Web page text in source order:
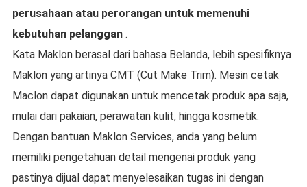
perusahaan atau perorangan untuk memenuhi
kebutuhan pelanggan.
Kata Maklon berasal dari bahasa Belanda, lebih spesifiknya
Maklon yang artinya CMT (Cut Make Trim). Mesin cetak
Maclon dapat digunakan untuk mencetak produk apa saja,
mulai dari pakaian, perawatan kulit, hingga kosmetik.
Dengan bantuan Maklon Services, anda yang belum
memiliki pengetahuan detail mengenai produk yang
pastinya dijual dapat menyelesaikan tugas ini dengan